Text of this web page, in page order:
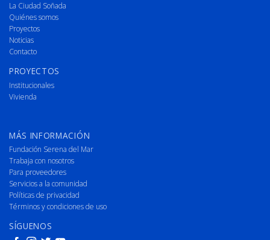
La Ciudad Soñada
Quiénes somos
Proyectos
Noticias
Contacto
PROYECTOS
Institucionales
Vivienda
MÁS INFORMACIÓN
Fundación Serena del Mar
Trabaja con nosotros
Para proveedores
Servicios a la comunidad
Políticas de privacidad
Términos y condiciones de uso
SÍGUENOS